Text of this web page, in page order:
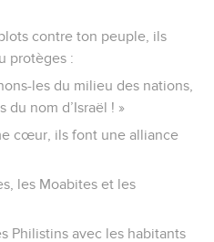
contre ton peuple, ils
protèges :
les du milieu des nations,
du nom d’Israël ! »
cœur, ils font une alliance
les Moabites et les
Philistins avec les habitants